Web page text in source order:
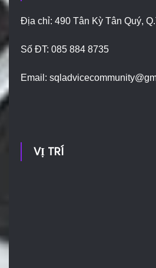
Địa chỉ: 490 Tân Kỳ Tân Quý,
Số ĐT: 085 884 8735
Email:
VỊ TRÍ